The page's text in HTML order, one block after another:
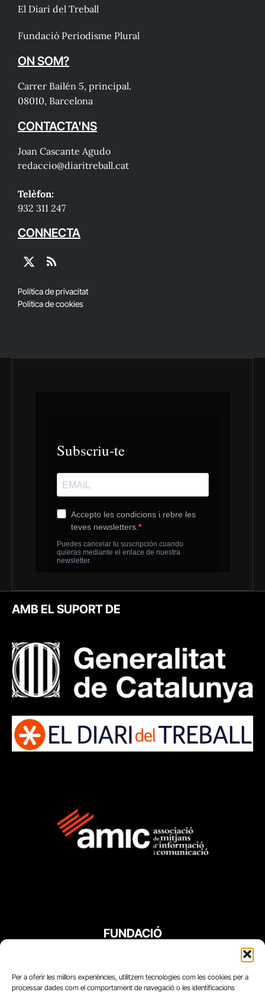
Per a oferir les millors experiències, utilitzem tecnologies com les cookies per a
processar dades com el comportament de navegació o les identificacions
El Diari del Treball
Fundació Periodisme Plural
ON SOM?
Carrer Bailén 5, principal.
08010, Barcelona
CONTACTA'NS
Joan Cascante Agudo
redaccio@diaritreball.cat
Telèfon:
932 311 247
CONNECTA
X
RSS
Política de privacitat
Política de cookies
AMB EL SUPORT DE
FUNDACIÓ